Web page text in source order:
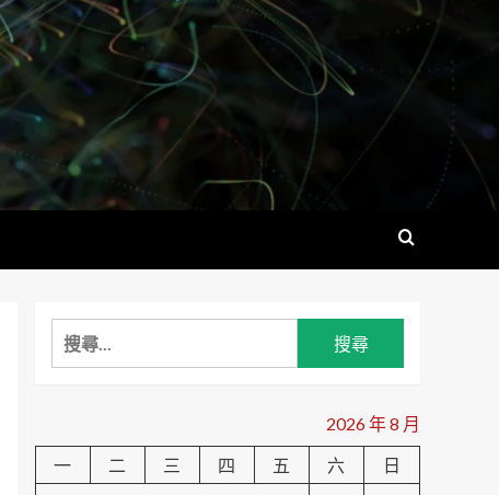
搜
尋
字:
2026 年 8 月
一
二 三 四 五 六
日